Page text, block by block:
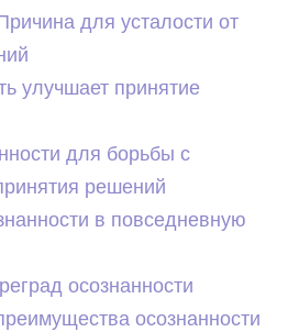
для усталости от
улучшает принятие
для борьбы с
решений
в повседневную
осознанности
осознанности